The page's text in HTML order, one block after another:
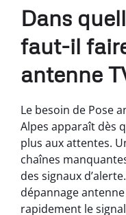
Dans
faut-il
antenne
Le besoin de Pose
Alpes apparaît dès
plus aux attentes.
chaînes
des signaux
dépannage
rapidement le